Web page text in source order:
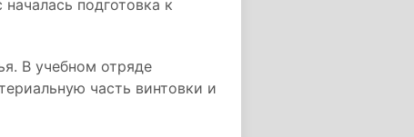
подготовка к
В учебном отряде
часть винтовки и